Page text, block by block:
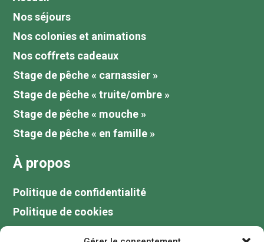
Nos séjours
Nos colonies et animations
Nos coffrets cadeaux
Stage de pêche « carnassier »
Stage de pêche « truite/ombre »
Stage de pêche « mouche »
Stage de pêche « en famille »
À propos
Politique de confidentialité
Politique de cookies